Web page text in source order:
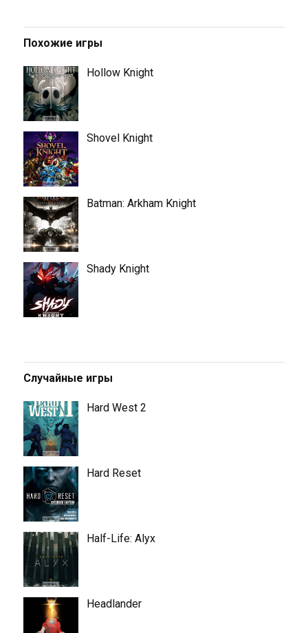
Похожие игры
Hollow Knight
Shovel Knight
Batman: Arkham Knight
Shady Knight
Случайные игры
Hard West 2
Hard Reset
Half-Life: Alyx
Headlander